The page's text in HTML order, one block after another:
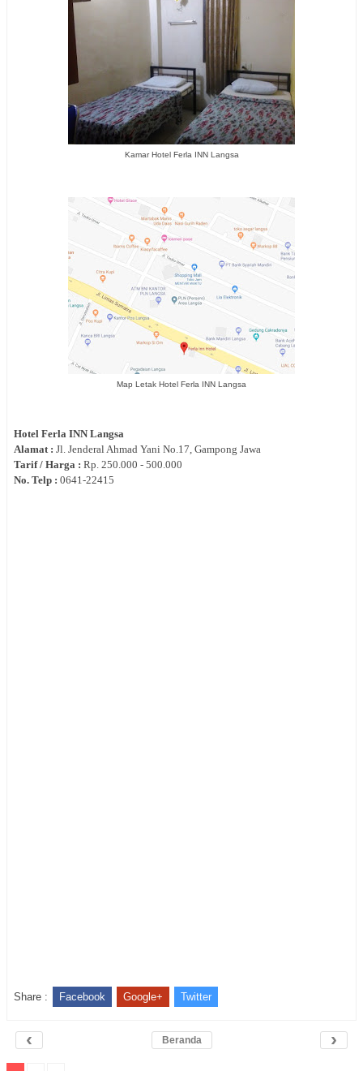
Kamar Hotel Ferla INN Langsa
Map Letak Hotel Ferla INN Langsa
Hotel Ferla INN Langsa
Alamat : Jl. Jenderal Ahmad Yani No.17, Gampong Jawa
Tarif / Harga : Rp. 250.000 - 500.000
No. Telp : 0641-22415
Share : Facebook Google+ Twitter
‹ ›
Beranda